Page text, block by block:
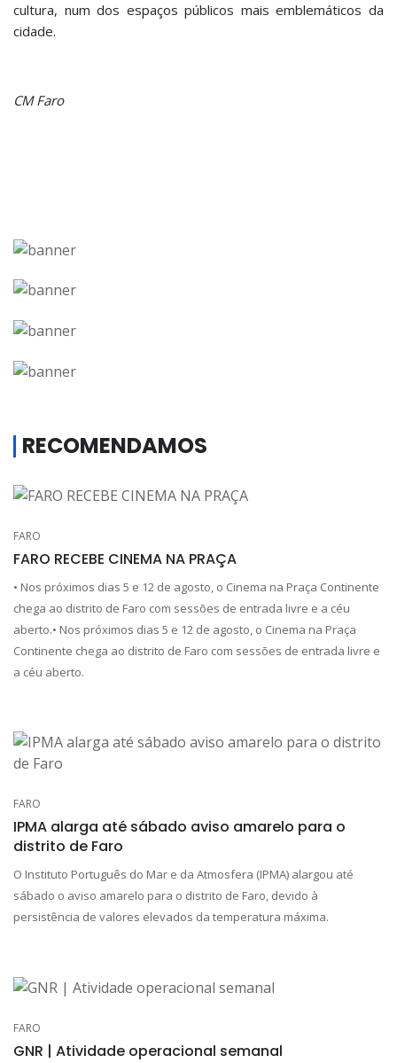
cultura, num dos espaços públicos mais emblemáticos da
cidade.
CM Faro
RECOMENDAMOS
FARO
FARO RECEBE CINEMA NA PRAÇA
• Nos próximos dias 5 e 12 de agosto, o Cinema na Praça Continente
chega ao distrito de Faro com sessões de entrada livre e a céu
aberto.• Nos próximos dias 5 e 12 de agosto, o Cinema na Praça
Continente chega ao distrito de Faro com sessões de entrada livre e
a céu aberto.
FARO
IPMA alarga até sábado aviso amarelo para o
distrito de Faro
O Instituto Português do Mar e da Atmosfera (IPMA) alargou até
sábado o aviso amarelo para o distrito de Faro, devido à
persistência de valores elevados da temperatura máxima.
FARO
GNR | Atividade operacional semanal